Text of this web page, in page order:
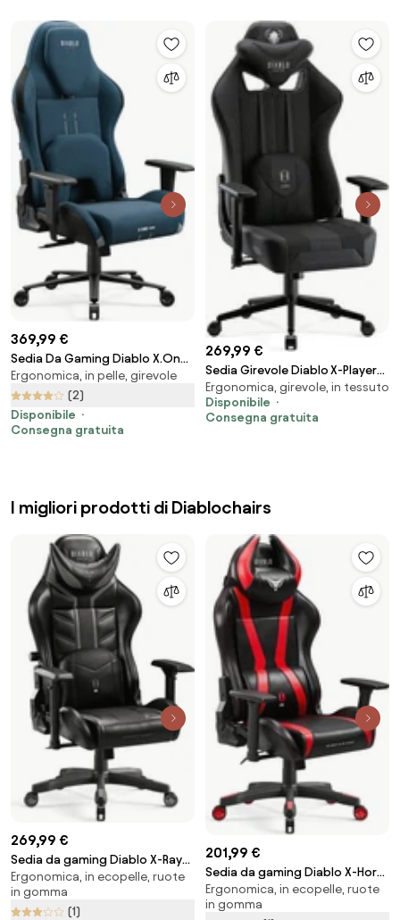
369,99 €
Sedia Da Gaming Diablo X.One
Prime, Normal Size, Meta Ocean
Ergonomica, in pelle, girevole
(2)
Disponibile
Consegna gratuita
269,99 €
Sedia Girevole Diablo X-Player
2.0 Small, Nero
Ergonomica, girevole, in tessuto
Disponibile
Consegna gratuita
I migliori prodotti di Diablochairs
269,99 €
Sedia da gaming Diablo X-Ray
2.0 King Size: Nero e Grigio
Ergonomica, in ecopelle, ruote
in gomma
(1)
201,99 €
Sedia da gaming Diablo X-Horn
2.0 Normal Size, Nero-rosso
Ergonomica, in ecopelle, ruote
in gomma